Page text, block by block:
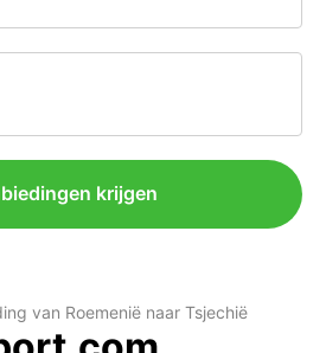
krijgen
van Roemenië naar Tsjechië